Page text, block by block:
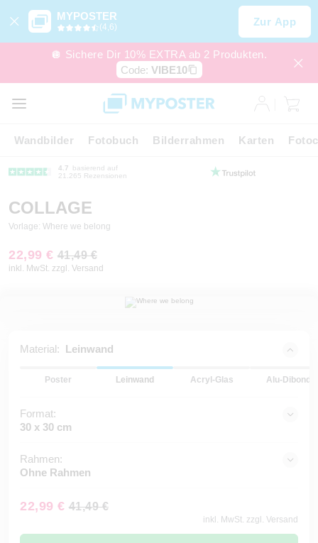
MYPOSTER
(4,6) Zur App
🪩 Sichere Dir 10% EXTRA ab 2 Produkten.
Code: VIBE10
Wandbilder Fotobuch Bilderrahmen Karten
4.7
basierend auf
21.265 Rezensionen
COLLAGE
Vorlage: Where we belong
22,99 € 41,49 €
inkl. MwSt. zzgl. Versand
Material: Leinwand
Poster Leinwand Acryl-Glas Alu-Dibond
Format:
30 x 30 cm
Rahmen:
Ohne Rahmen
22,99 € 41,49 €
inkl. MwSt. zzgl. Versand